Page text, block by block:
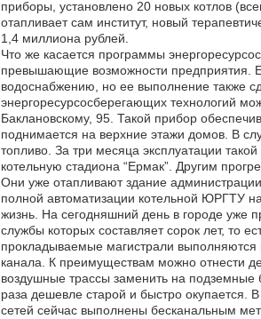
приборы, установлено 20 новых котлов
отапливает сам институт, новый
1,4 миллиона рублей.
Что же касается программы
превышающие возможности предприятия.
водоснабжению, но ее выполнение также
энергоресурсосберегающих технологий
Баклановскому, 95. Такой прибор
поднимается на верхние этажи домов. В
топливо. За три месяца эксплуатации
котельную стадиона “Ермак”. Другим
Они уже отапливают здание
полной автоматизации котельной ЮРГТУ
жизнь. На сегодняшний день в городе уже
службы которых составляет сорок лет, то
прокладываемые магистрали
канала. К преимуществам можно отнести
воздушные трассы заменить на подземные
раза дешевле старой и быстро окупается.
сетей сейчас выполнены бесканальным